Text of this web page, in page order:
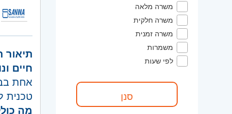
משרה מלאה
משרה חלקית
משרה זמנית
משמרות
לפי שעות
תיאור
חיים
אחת
טכנית
מה